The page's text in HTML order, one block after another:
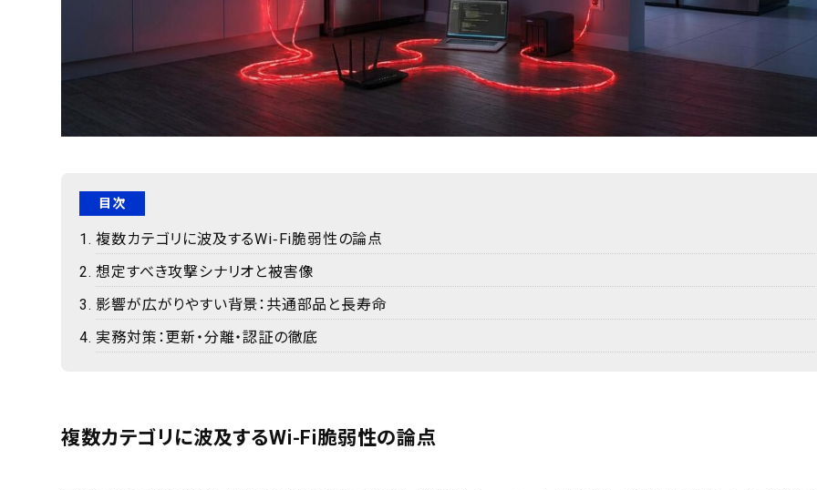
目次
複数カテゴリに波及するWi‑Fi脆弱性の論点
想定すべき攻撃シナリオと被害像
影響が広がりやすい背景：共通部品と長寿命
実務対策：更新・分離・認証の徹底
複数カテゴリに波及するWi‑Fi脆弱性の論点